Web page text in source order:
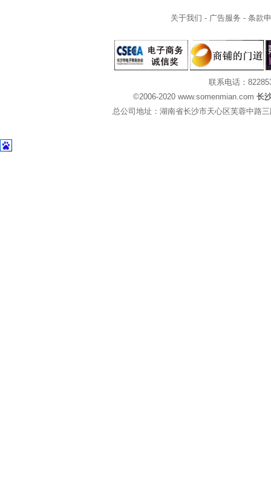
关于我们 - 广告服务 - 条款
联系电话：
©2006-2020 www.somenmian.com 长
总公司地址：湖南省长沙市天心区芙蓉中路